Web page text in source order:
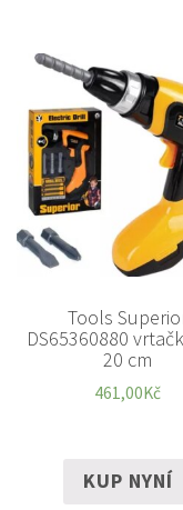
Tools
DS65360880
20 cm
461,00Kč
KUP NYNÍ